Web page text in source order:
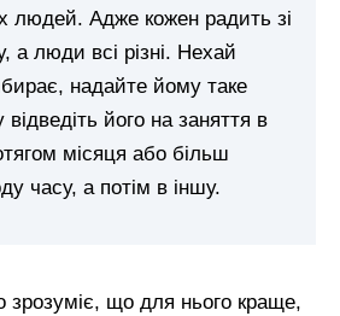
людей. Адже кожен радить зі
а люди всі різні. Нехай
надайте йому таке
його на заняття в
місяця або більш
часу, а потім в іншу.
зрозуміє, що для нього краще,